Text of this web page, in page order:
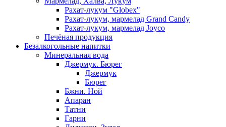
Рахат-лукум "Globex"
Рахат-лукум, мармелад Grand Candy
Рахат-лукум, мармелад Joyco
Печёная продукция
Безалкогольные напитки
Минеральная вода
Джермук. Бюрег
Джермук
Бюрег
Бжни. Ной
Апаран
Татни
Гарни